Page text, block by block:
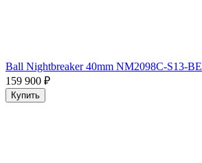
Ball Nightbreaker 40mm NM2098C-S13-BE
159 900 ₽
Купить